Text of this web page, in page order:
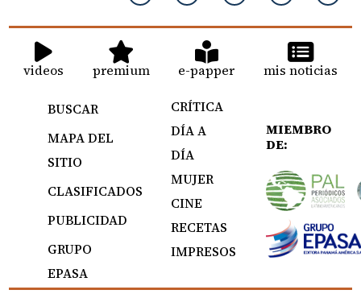
videos premium e-papper mis noticias
BUSCAR
MAPA DEL
SITIO
CLASIFICADOS
PUBLICIDAD
GRUPO
EPASA
CRÍTICA
DÍA A
DÍA
MUJER
CINE
RECETAS
IMPRESOS
MIEMBRO
DE: